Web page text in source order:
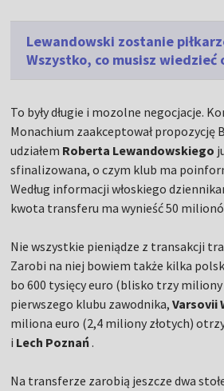
Lewandowski zostanie
Wszystko, co musisz wiedzieć
To były długie i mozolne negocjacje.
Monachium zaakceptował propozycję
udziałem Roberta Lewandowskiego
sfinalizowana, o czym klub ma
Według informacji włoskiego
kwota transferu ma wynieść 50
Nie wszystkie pieniądze z transakcji
Zarobi na niej bowiem także kilka
bo 600 tysięcy euro (blisko trzy
pierwszego klubu zawodnika,Varsovii
miliona euro (2,4 miliony złotych)
i Lech Poznań.
Na transferze zarobią jeszcze dwa